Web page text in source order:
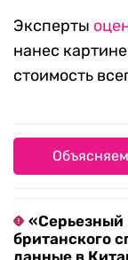
Эксперты
нанес
стоимость
«Серьезный
британского